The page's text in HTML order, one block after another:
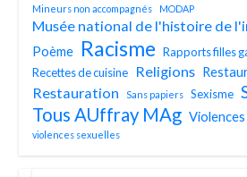
Mineurs non accompagnés MODAP
Musée national de l'histoire de
Poème Racisme Rapports filles
Recettes de cuisine
Religions
Restauration Sans papiers Sexisme
Tous AUffray MAg
violences sexuelles